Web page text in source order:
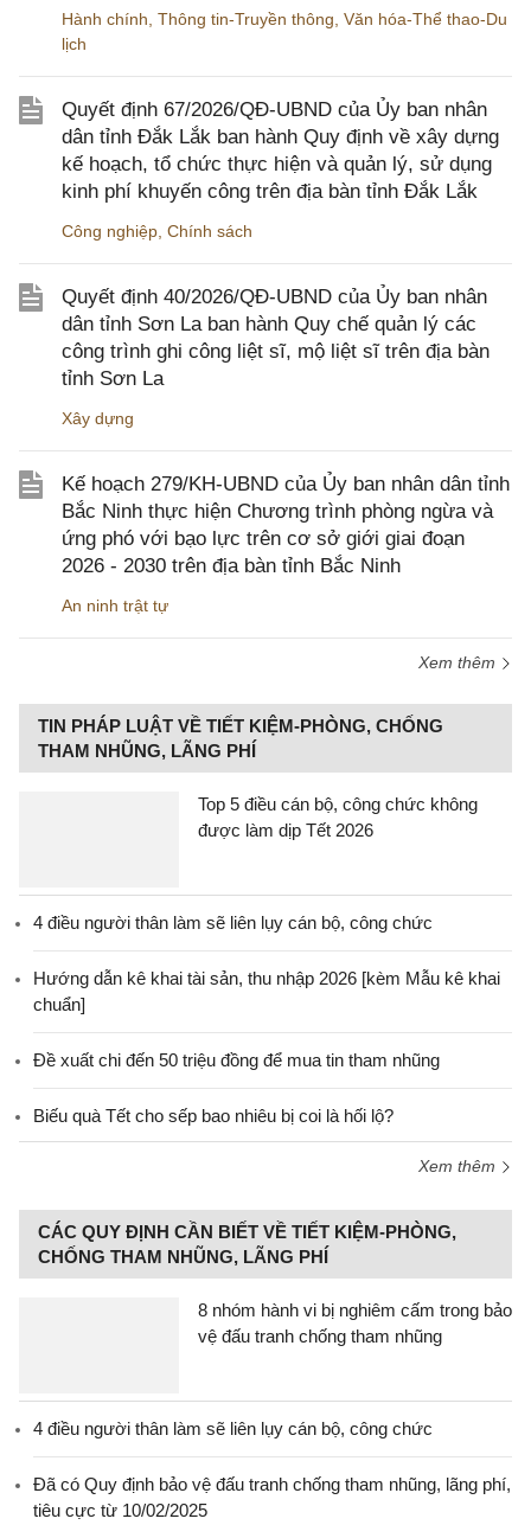
Hành chính Thông tin-Truyền thông Văn hóa-Thể thao-Du
lịch
Quyết định 67/2026/QĐ-UBND của Ủy ban nhân
dân tỉnh Đắk Lắk ban hành Quy định về xây dựng
kế hoạch, tổ chức thực hiện và quản lý, sử dụng
kinh phí khuyến công trên địa bàn tỉnh Đắk Lắk
Công nghiệp Chính sách
Quyết định 40/2026/QĐ-UBND của Ủy ban nhân
dân tỉnh Sơn La ban hành Quy chế quản lý các
công trình ghi công liệt sĩ, mộ liệt sĩ trên địa bàn
tỉnh Sơn La
Xây dựng
Kế hoạch 279/KH-UBND của Ủy ban nhân dân tỉnh
Bắc Ninh thực hiện Chương trình phòng ngừa và
ứng phó với bạo lực trên cơ sở giới giai đoạn
2026 - 2030 trên địa bàn tỉnh Bắc Ninh
An ninh trật tự
Xem thêm
TIN PHÁP LUẬT VỀ TIẾT KIỆM-PHÒNG, CHỐNG
THAM NHŨNG, LÃNG PHÍ
Top 5 điều cán bộ, công chức không
được làm dịp Tết 2026
4 điều người thân làm sẽ liên lụy cán bộ, công chức
Hướng dẫn kê khai tài sản, thu nhập 2026 [kèm Mẫu kê khai
chuẩn]
Đề xuất chi đến 50 triệu đồng để mua tin tham nhũng
Biếu quà Tết cho sếp bao nhiêu bị coi là hối lộ?
Xem thêm
CÁC QUY ĐỊNH CẦN BIẾT VỀ TIẾT KIỆM-PHÒNG,
CHỐNG THAM NHŨNG, LÃNG PHÍ
8 nhóm hành vi bị nghiêm cấm trong bảo
vệ đấu tranh chống tham nhũng
4 điều người thân làm sẽ liên lụy cán bộ, công chức
Đã có Quy định bảo vệ đấu tranh chống tham nhũng, lãng phí,
tiêu cực từ 10/02/2025